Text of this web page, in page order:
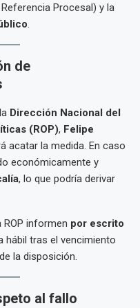
Procesal) y la
.
de
Dirección Nacional del
(ROP), Felipe
acatar la medida. En caso
económicamente y
, lo que podría derivar
ROP informen por escrito
hábil tras el vencimiento
de la disposición.
al fallo